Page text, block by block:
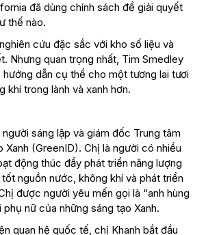
đã dùng chính sách để giải quyết
thế nào.
cứu đặc sắc với kho số liệu và
Nhưng quan trọng nhất, Tim Smedley
dẫn cụ thể cho một tương lai tươi
khí trong lành và xanh hơn.
sáng lập và giám đốc Trung tâm
Xanh (GreenID). Chị là người có nhiều
động thúc đẩy phát triển năng lượng
nguồn nước, không khí và phát triển
được người yêu mến gọi là “anh hùng
nữ của những sáng tạo Xanh.
quan hệ quốc tế, chị Khanh bắt đầu